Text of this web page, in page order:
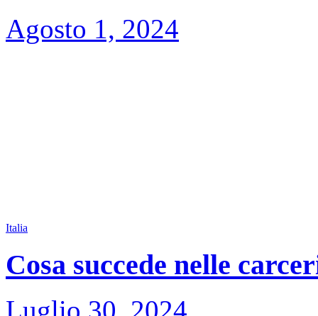
Agosto 1, 2024
Italia
Cosa succede nelle